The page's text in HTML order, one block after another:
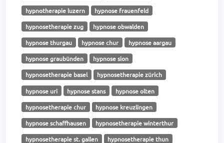
hypnotherapie luzern hypnose frauenfeld
hypnosetherapie zug hypnose obwalden
hypnose thurgau hypnose chur hypnose aargau
hypnose graubünden hypnose sion
hypnosetherapie basel hypnosetherapie zürich
hypnose uri hypnose stans hypnose olten
hypnosetherapie chur hypnose kreuzlingen
hypnose schaffhausen hypnosetherapie winterthur
hypnosetherapie st. gallen hypnosetherapie thun